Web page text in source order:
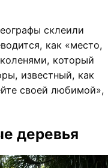
склеили
как «место,
который
известный, как
своей любимой»,
деревья